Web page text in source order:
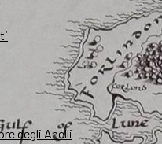
degli Anelli